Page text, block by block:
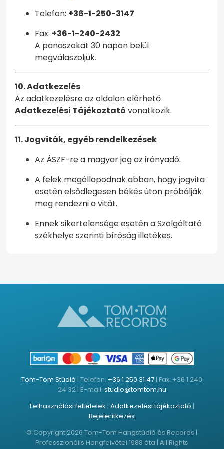
Telefon: +36-1-250-3147
Fax: +36-1-240-2432
A panaszokat 30 napon belül
megválaszoljuk.
10. Adatkezelés
Az adatkezelésre az oldalon elérhető
Adatkezelési Tájékoztató vonatkozik.
11. Jogviták, egyéb rendelkezések
Az ÁSZF-re a magyar jog az irányadó.
A felek megállapodnak abban, hogy jogvita
esetén elsődlegesen békés úton próbálják
meg rendezni a vitát.
Ennek sikertelensége esetén a Szolgáltató
székhelye szerinti bíróság illetékes.
Tom-Tom Stúdió | Telefon: +36 1 250 31 47 | Fax: +36 1 240
24 32 | E-mail: studio@tomtom.hu
Felhasználási feltételek | Adatkezelési tájékoztató |
Bejelentkezés
© Copyright 2026 Tom-Tom Hangstúdió és Records |
Professzionális Hangfelvétel 1988 óta | All Rights